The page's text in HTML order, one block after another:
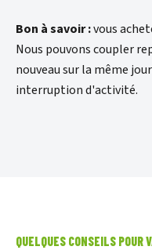
Bon à savoir :vous
Nous pouvons coupler
nouveau sur la même
interruption d'activité.
QUELQUES CONSEILS POUR